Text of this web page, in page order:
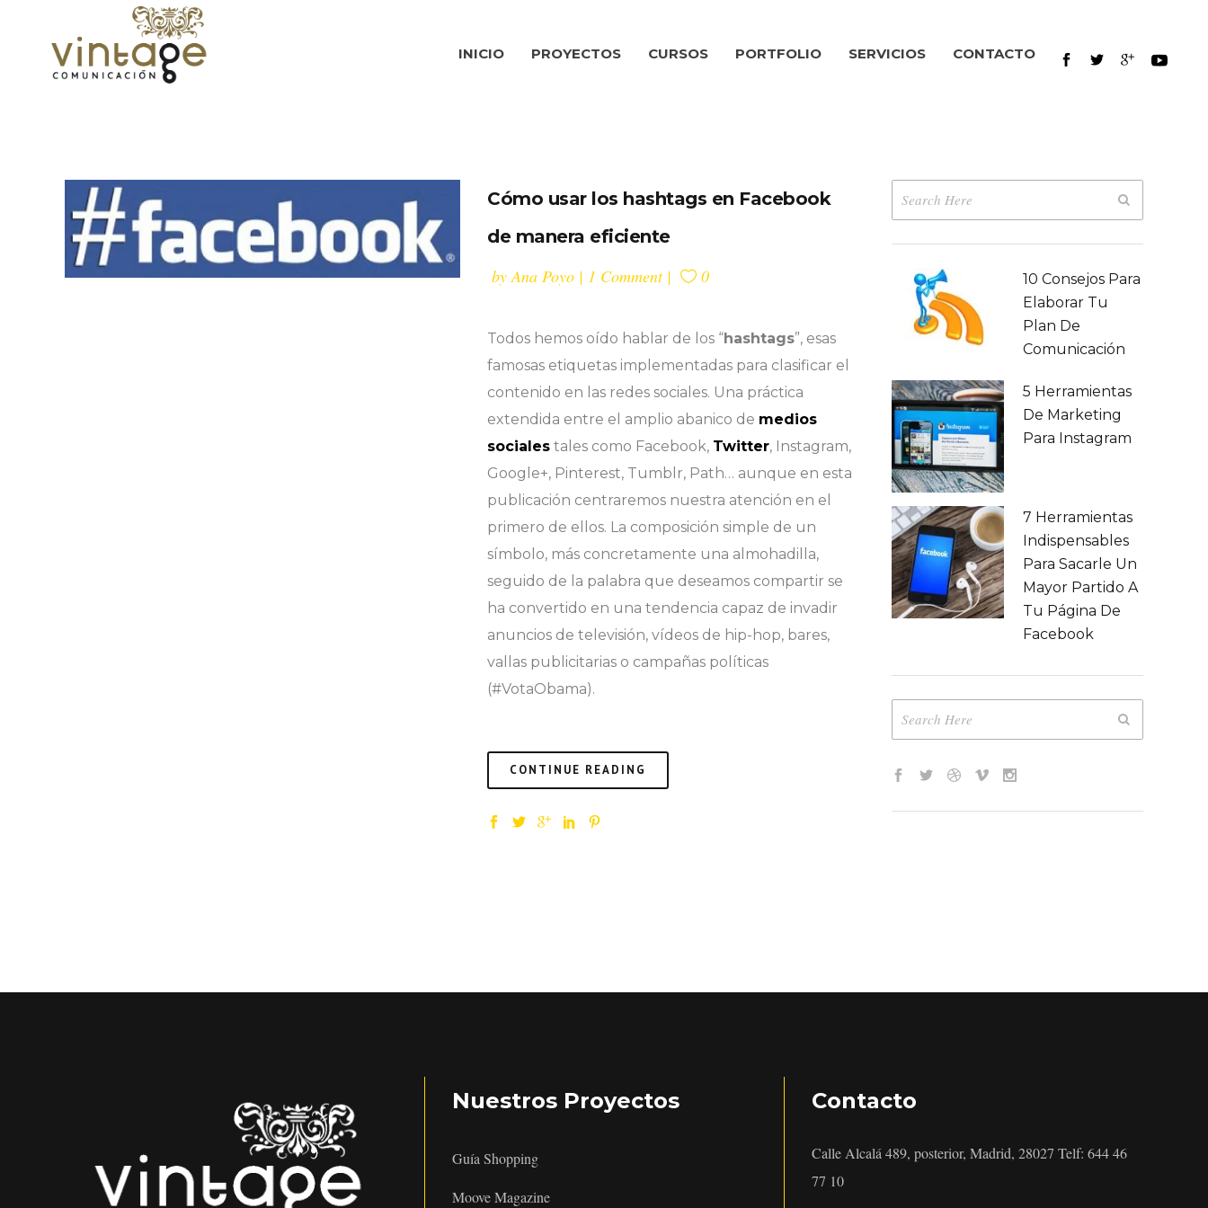
INICIO PROYECTOS CURSOS PORTFOLIO SERVICIOS CONTACTO
Cómo usar los hashtags en Facebook
de manera eficiente
byAna Poyo 1 Comment 0
Todos hemos oído hablar de los “hashtags”, esas
famosas etiquetas implementadas para clasificar el
contenido en las redes sociales. Una práctica
extendida entre el amplio abanico de medios
sociales tales como Facebook, Twitter, Instagram,
Google+, Pinterest, Tumblr, Path… aunque en esta
publicación centraremos nuestra atención en el
primero de ellos. La composición simple de un
símbolo, más concretamente una almohadilla,
seguido de la palabra que deseamos compartir se
ha convertido en una tendencia capaz de invadir
anuncios de televisión, vídeos de hip-hop, bares,
vallas publicitarias o campañas políticas
(#VotaObama).
CONTINUE READING
10 Consejos Para
Elaborar Tu
Plan De
Comunicación
5 Herramientas
De Marketing
Para Instagram
7 Herramientas
Indispensables
Para Sacarle Un
Mayor Partido A
Tu Página De
Facebook
Nuestros Proyectos
Guía Shopping
Moove Magazine
Contacto
Calle Alcalá 489, posterior, Madrid, 28027 Telf: 644 46
77 10